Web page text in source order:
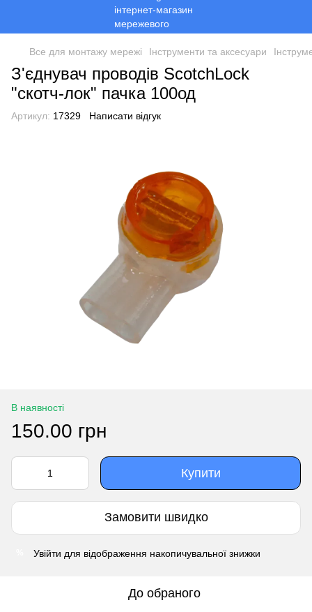
Все для монтажу мережі Інструменти та аксесуари
З'єднувач проводів ScotchLock
"скотч-лок" пачка 100од
Артикул: 17329 Написати відгук
В наявності
150.00 грн
Купити
Замовити швидко
Увійти для відображення накопичувальної знижки
До обраного